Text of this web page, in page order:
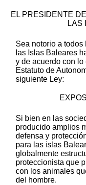
EL PRESIDENTE
LAS
Sea notorio a
las Islas Baleares
y de acuerdo con lo
Estatuto de
siguiente Ley:
Si bien en las
producido amplios
defensa y
para las islas
globalmente
proteccionista que
con los animales
del hombre.